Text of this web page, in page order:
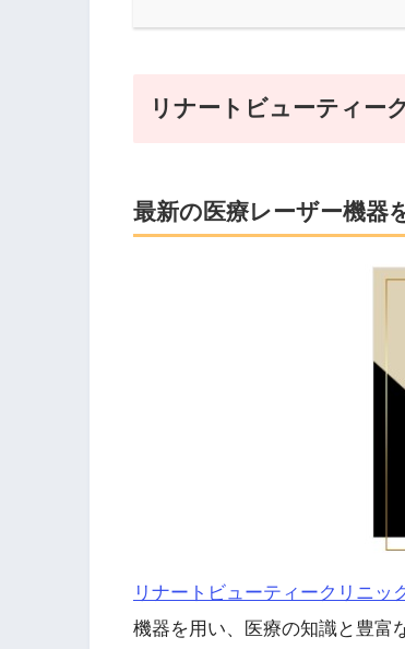
リナートビューティー
最新の医療レーザー機器
リナートビューティークリニッ
機器を用い、医療の知識と豊富